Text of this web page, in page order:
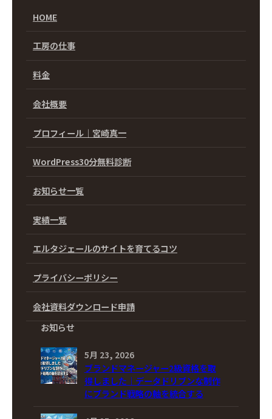
HOME
工房の仕事
料金
会社概要
プロフィール｜宮崎真一
WordPress30分無料診断
お知らせ一覧
実績一覧
エルタジェールのサイトを育てるコツ
プライバシーポリシー
会社資料ダウンロード申請
お知らせ
5月 23, 2026
ブランドマネージャー2級資格を取
得しました｜データドリブンな制作
にブランド戦略の軸を統合する